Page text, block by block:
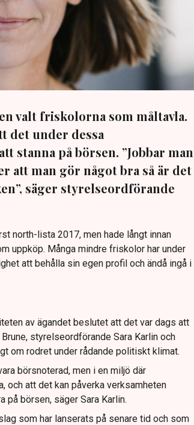
valt friskolorna som måltavla.
det under dessa
stanna på börsen. ”Jobbar man
att man gör något bra så är det
säger styrelseordförande
north-lista 2017, men hade långt innan
uppköp. Många mindre friskolor har under
att behålla sin egen profil och ändå ingå i
av ägandet beslutet att det var dags att
styrelseordförande Sara Karlin och
om rodret under rådande politiskt klimat.
börsnoterad, men i en miljö där
att det kan påverka verksamheten
börsen, säger Sara Karlin.
som har lanserats på senare tid och som